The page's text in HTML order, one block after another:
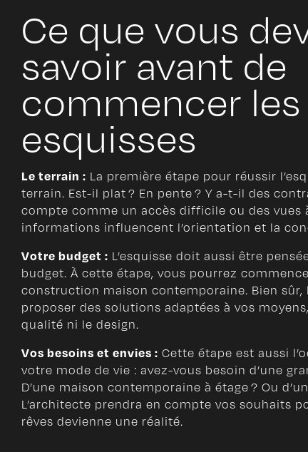
Ce que vous
savoir avant de
commencer les
esquisses
Le terrain : La première étape pour réussir
terrain. Est-il plat ? En pente ? Y a-t-il des
compte comme un accès difficile ou des vues
informations influencent l’orientation et la
Votre budget : L’esquisse doit aussi être
budget. À cette étape, vous pourrez
construction maison contemporaine. Bien sûr,
proposer des solutions adaptées à vos
qualité ni le design.
Vos besoins et envies : Cette étape est aussi
votre mode de vie : avez-vous besoin d’une
D’une maison contemporaine à étage ? Ou
L’architecte prendra en compte vos souhaits
rêves devienne une réalité.